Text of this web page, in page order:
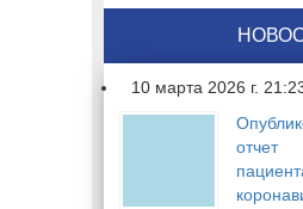
10 марта 2026 г.